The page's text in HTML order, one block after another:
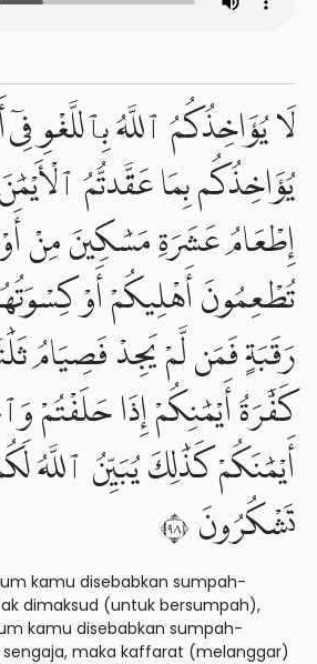
لَا يُؤَاخِذُكُمُ ٱللَّهُ بِٱللَّغْوِ
يُؤَاخِذُكُم بِمَا عَقَّدتُّمُ
إِطْعَامُ عَشَرَةِ مَسَٰكِينَ مِنْ
تُطْعِمُونَ أَهْلِيكُمْ أَوْ
رَقَبَةٍ فَمَن لَّمْ يَجِدْ فَصِيَامُ
كَفَّٰرَةُ أَيْمَٰنِكُمْ إِذَا حَلَفْتُمْ
أَيْمَٰنَكُمْ كَذَٰلِكَ يُبَيِّنُ ٱللَّهُ
تَشْكُرُونَ ٨٩
kamu disebabkan sumpah-
dimaksud (untuk bersumpah),
kamu disebabkan sumpah-
maka kaffarat (melanggar)